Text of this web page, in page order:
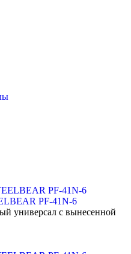
PF-41N-6
универсал с вынесенной